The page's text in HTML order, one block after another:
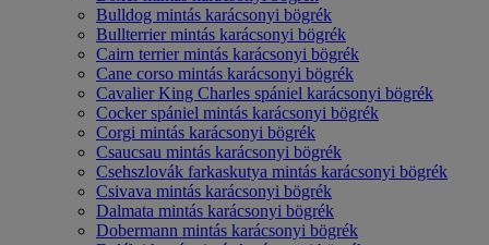
Bulldog mintás karácsonyi bögrék
Bullterrier mintás karácsonyi bögrék
Cairn terrier mintás karácsonyi bögrék
Cane corso mintás karácsonyi bögrék
Cavalier King Charles spániel karácsonyi bögrék
Cocker spániel mintás karácsonyi bögrék
Corgi mintás karácsonyi bögrék
Csaucsau mintás karácsonyi bögrék
Csehszlovák farkaskutya mintás karácsonyi bögrék
Csivava mintás karácsonyi bögrék
Dalmata mintás karácsonyi bögrék
Dobermann mintás karácsonyi bögrék